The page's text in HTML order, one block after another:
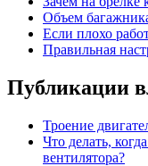
Объем
Если плохо
Правильная
Публикации
Троение
Что делать,
вентилятора?